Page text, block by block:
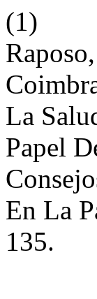
(1)
La
Papel
En La
135.